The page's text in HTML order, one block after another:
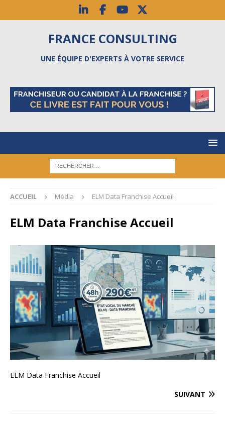
FRANCE CONSULTING
UNE ÉQUIPE D'EXPERTS À VOTRE SERVICE
ACCUEIL Média ELM Data Franchise Accueil
ELM Data Franchise Accueil
ELM Data Franchise Accueil
SUIVANT